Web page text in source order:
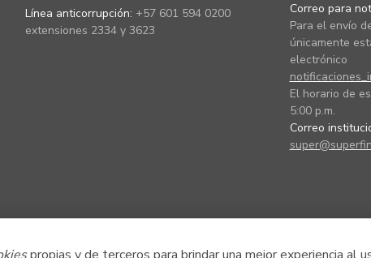
Línea anticorrupción: +57 601 594 0200
extensiones 2334 y 3623
Correo para
Para el envío
únicamente
electrónico
El horario de
5:00 p.m.
Correo